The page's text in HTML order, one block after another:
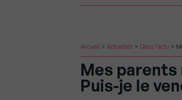
Accueil > Actualités > Dans l'actu >
Mes parents
Puis-je le